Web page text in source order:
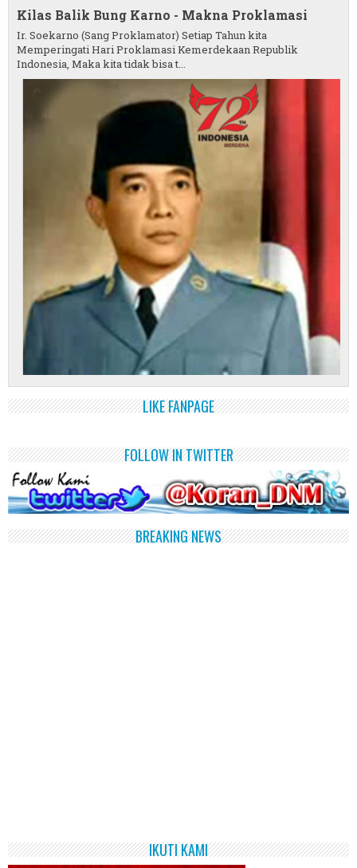
Kilas Balik Bung Karno - Makna Proklamasi
Ir. Soekarno (Sang Proklamator) Setiap Tahun kita
Memperingati Hari Proklamasi Kemerdekaan Republik
Indonesia, Maka kita tidak bisa t...
LIKE FANPAGE
FOLLOW IN TWITTER
BREAKING NEWS
IKUTI KAMI